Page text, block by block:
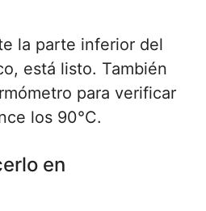
la parte inferior del
está listo. También
para verificar
los 90°C.
en